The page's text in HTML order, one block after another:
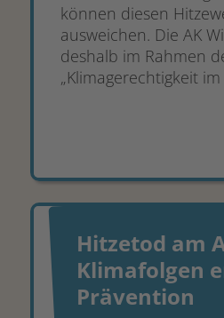
können diesen
ausweichen. Die AK
deshalb im Rahmen
„Klimagerechtigkeit
Hitzetod am
Klimafolgen
Prävention